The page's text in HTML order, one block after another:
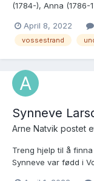
(1784-), Anna (1786-
99937/H/Ha/Haa/
- Skanna arkiver -
April 8, 2022
vossestrand
Synneve
Arne Natvik postet
Treng hjelp til å
Synneve var fødd i